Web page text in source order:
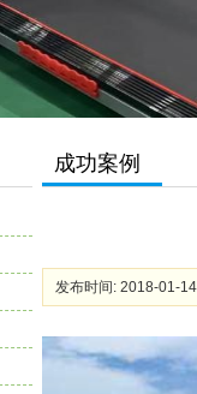
成功案例
发布时间: 2018-01-